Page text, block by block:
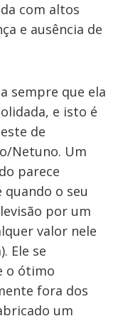
com altos
e ausência de
sempre que ela
e isto é
de
Netuno. Um
parece
o seu
por um
valor nele
Ele se
o ótimo
fora dos
um